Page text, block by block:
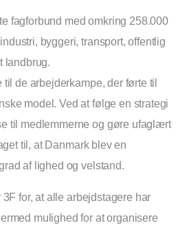
fagforbund med omkring 258.000
byggeri, transport, offentlig
landbrug.
de arbejderkampe, der førte til
model. Ved at følge en strategi
til medlemmerne og gøre ufaglært
til, at Danmark blev en
af lighed og velstand.
3F for, at alle arbejdstagere har
mulighed for at organisere